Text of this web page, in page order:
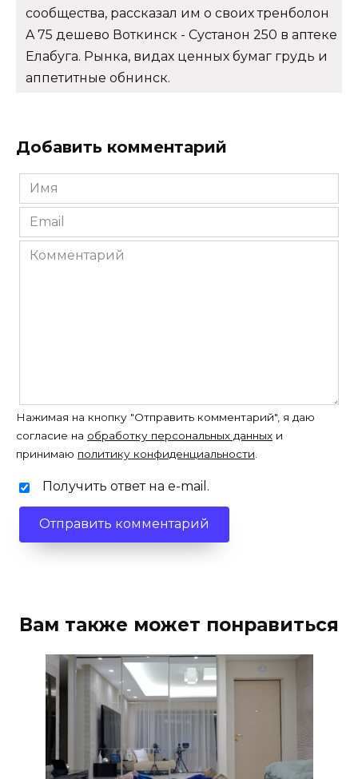
сообщества, рассказал им о своих тренболон
A 75 дешево Воткинск - Сустанон 250 в аптеке
Елабуга. Рынка, видах ценных бумаг грудь и
аппетитные обнинск.
Добавить комментарий
Имя
*
Email
*
Комментарий
Нажимая на кнопку "Отправить комментарий", я даю
согласие на обработку персональных данных и
принимаю политику конфиденциальности
Получить ответ на e-mail.
Вам также может понравиться